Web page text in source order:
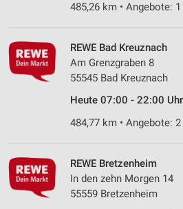
485,26 km • Angebote:
REWE Bad Kreuznach
Am Grenzgraben 8
55545 Bad Kreuznach
Heute 07:00 - 22:00
484,77 km • Angebote:
REWE Bretzenheim
In den zehn Morgen 14
55559 Bretzenheim